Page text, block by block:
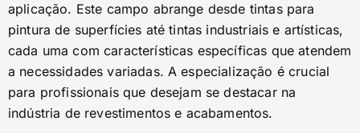
aplicação. Este campo abrange desde tintas para
pintura de superfícies até tintas industriais e artísticas,
cada uma com características específicas que atendem
a necessidades variadas. A especialização é crucial
para profissionais que desejam se destacar na
indústria de revestimentos e acabamentos.